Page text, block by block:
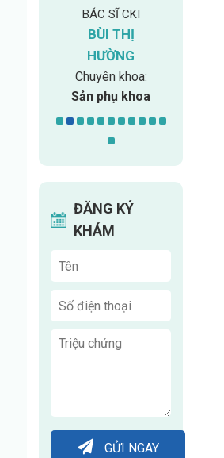
BÁC SĨ CKI
BÙI THỊ
HƯỜNG
Chuyên khoa:
Sản phụ khoa
ĐĂNG KÝ
KHÁM
GỬI NGAY